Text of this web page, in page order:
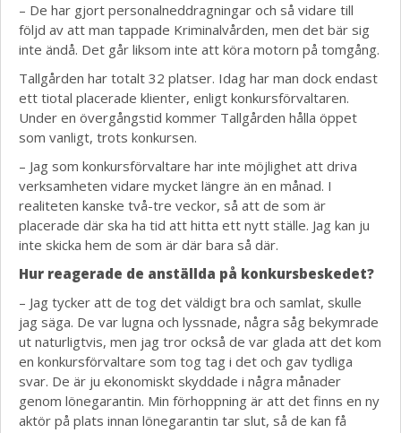
– De har gjort personalneddragningar och så vidare till
följd av att man tappade Kriminalvården, men det bär sig
inte ändå. Det går liksom inte att köra motorn på tomgång.
Tallgården har totalt 32 platser. Idag har man dock endast
ett tiotal placerade klienter, enligt konkursförvaltaren.
Under en övergångstid kommer Tallgården hålla öppet
som vanligt, trots konkursen.
– Jag som konkursförvaltare har inte möjlighet att driva
verksamheten vidare mycket längre än en månad. I
realiteten kanske två-tre veckor, så att de som är
placerade där ska ha tid att hitta ett nytt ställe. Jag kan ju
inte skicka hem de som är där bara så där.
Hur reagerade de anställda på konkursbeskedet?
– Jag tycker att de tog det väldigt bra och samlat, skulle
jag säga. De var lugna och lyssnade, några såg bekymrade
ut naturligtvis, men jag tror också de var glada att det kom
en konkursförvaltare som tog tag i det och gav tydliga
svar. De är ju ekonomiskt skyddade i några månader
genom lönegarantin. Min förhoppning är att det finns en ny
aktör på plats innan lönegarantin tar slut, så de kan få